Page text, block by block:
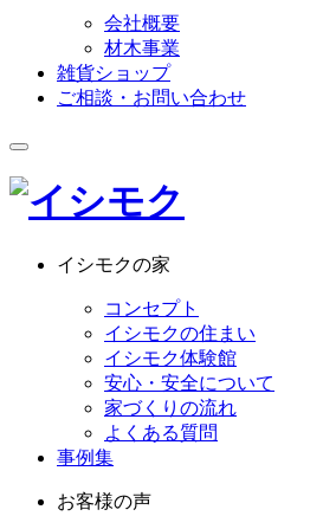
会社概要
材木事業
雑貨ショップ
ご相談・お問い合わせ
イシモクの家
コンセプト
イシモクの住まい
イシモク体験館
安心・安全について
家づくりの流れ
よくある質問
事例集
お客様の声